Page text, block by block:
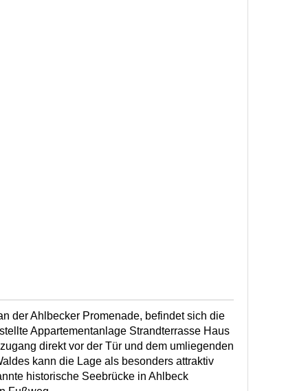
der Ahlbecker Promenade, befindet sich die
Appartementanlage Strandterrasse Haus
direkt vor der Tür und dem umliegenden
kann die Lage als besonders attraktiv
historische Seebrücke in Ahlbeck